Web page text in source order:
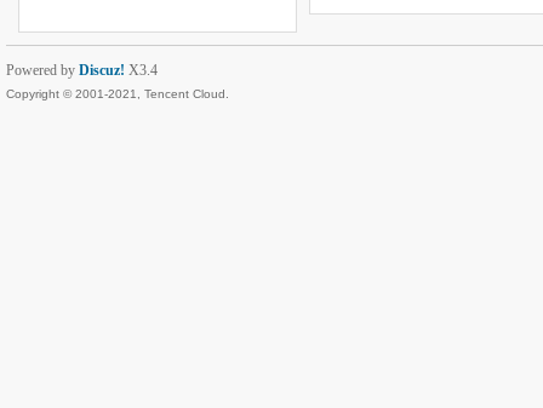
Powered by Discuz! X3.4
Copyright © 2001-2021, Tencent Cloud.